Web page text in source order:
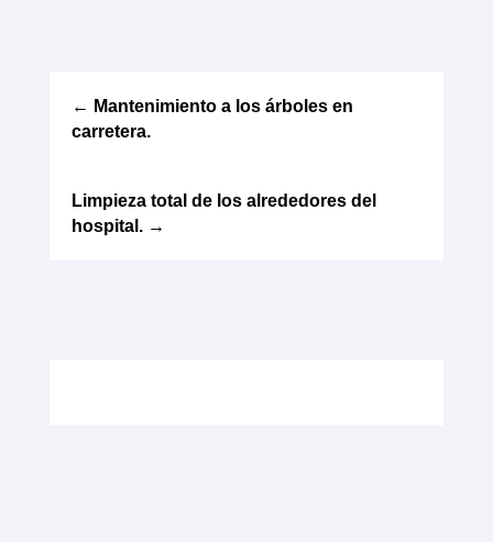
← Mantenimiento a los árboles en
carretera.
Limpieza total de los alrededores del
hospital.→